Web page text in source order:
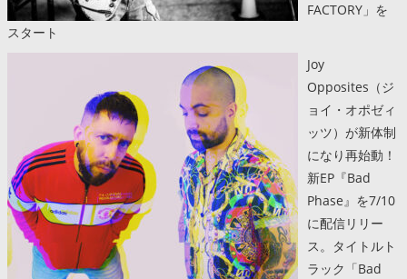
FACTORY」を
スタート
Joy
Opposites（ジ
ョイ・オポゼィ
ッツ）が新体制
になり再始動！
新EP『Bad
Phase』を7/10
に配信リリー
ス。タイトルト
ラック「Bad